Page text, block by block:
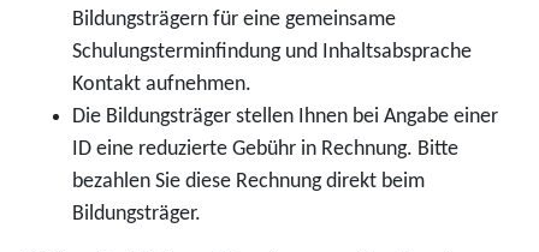
Bildungsträgern für eine gemeinsame
Schulungsterminfindung und Inhaltsabsprache
Kontakt aufnehmen.
Die Bildungsträger stellen Ihnen bei Angabe einer
ID eine reduzierte Gebühr in Rechnung. Bitte
bezahlen Sie diese Rechnung direkt beim
Bildungsträger.